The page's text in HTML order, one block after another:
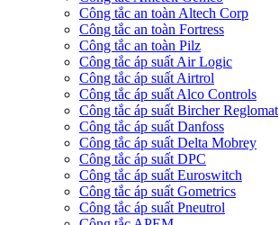
Công tắc an toàn Altech Corp
Công tắc an toàn Fortress
Công tắc an toàn Pilz
Công tắc áp suất Air Logic
Công tắc áp suất Airtrol
Công tắc áp suất Alco Controls
Công tắc áp suất Bircher Reglomat
Công tắc áp suất Danfoss
Công tắc áp suất Delta Mobrey
Công tắc áp suất DPC
Công tắc áp suất Euroswitch
Công tắc áp suất Gometrics
Công tắc áp suất Pneutrol